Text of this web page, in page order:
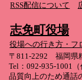
RSS配信について
志免町役場
役場への行き方・フ
〒811-2292 福岡県
Tel：092-935-1001
品質向上のため通話